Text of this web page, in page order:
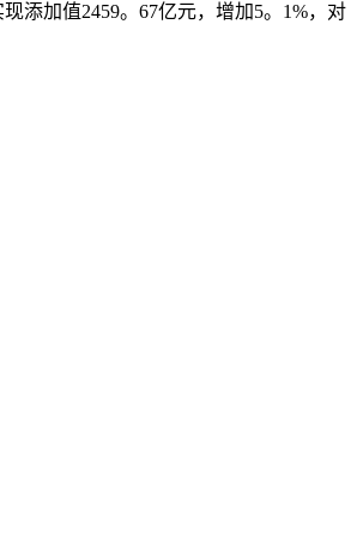
添加值2459。67亿元，增加5。1%，对